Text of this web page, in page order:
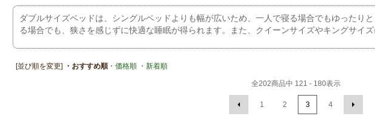
ダブルサイズベッドは、シングルベッドよりも幅が広いため、一人で寝る場合でもゆったり
る場合でも、狭さを感じずに快適な睡眠が得られます。また、クイーンサイズやキングサイ
[並び順を変更] ・おすすめ順 ・価格順 ・新着順
全202商品中 121 - 180表示
1 2 3 4